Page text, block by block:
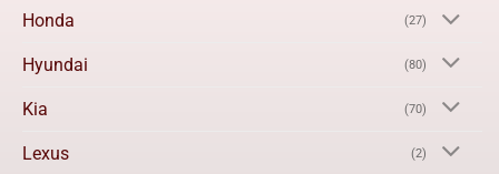
Honda (27)
Hyundai (80)
Kia (70)
Lexus (2)